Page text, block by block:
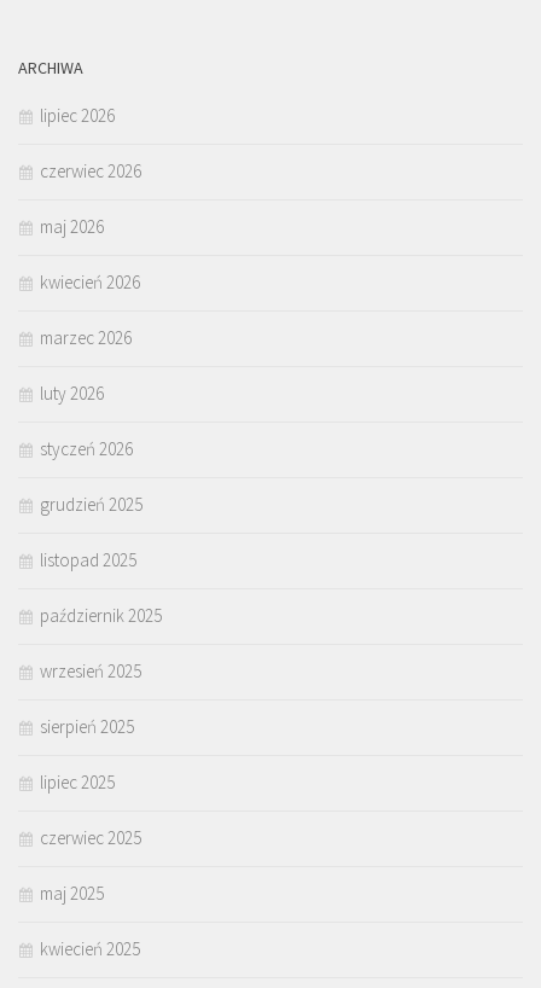
ARCHIWA
lipiec 2026
czerwiec 2026
maj 2026
kwiecień 2026
marzec 2026
luty 2026
styczeń 2026
grudzień 2025
listopad 2025
październik 2025
wrzesień 2025
sierpień 2025
lipiec 2025
czerwiec 2025
maj 2025
kwiecień 2025